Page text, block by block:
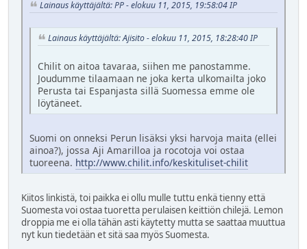
Lainaus käyttäjältä: PP - elokuu 11, 2015, 19:58:04 IP
Lainaus käyttäjältä: Ajisito - elokuu 11, 2015, 18:28:40 IP
Chilit on aitoa tavaraa, siihen me panostamme.
Joudumme tilaamaan ne joka kerta ulkomailta joko
Perusta tai Espanjasta sillä Suomessa emme ole
löytäneet.
Suomi on onneksi Perun lisäksi yksi harvoja maita (ellei
ainoa?), jossa Aji Amarilloa ja rocotoja voi ostaa
tuoreena. http://www.chilit.info/keskituliset-chilit
Kiitos linkistä, toi paikka ei ollu mulle tuttu enkä tienny että
Suomesta voi ostaa tuoretta perulaisen keittiön chilejä. Lemon
droppia me ei olla tähän asti käytetty mutta se saattaa muuttua
nyt kun tiedetään et sitä saa myös Suomesta.